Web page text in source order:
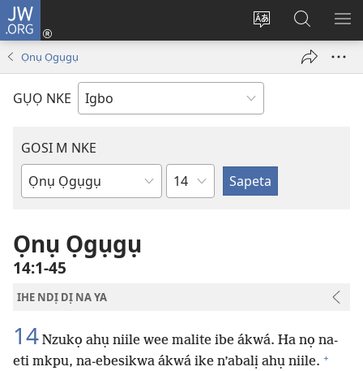
JW.ORG
Gbanwee
Banye
(ga-
ebe
anọ
gụọ
Chọọ
Ihe
na
Ọnụ Ọgụgụ
GỤỌ NKE
GOSI M NKE
Akwụkwọ
Isiokwu
Ọnụ Ọgụgụ
14:1-45
IHE NDỊ DỊ NA YA
14 Nzukọ ahụ niile wee malite ibe ákwá. Ha nọ na-
eti mkpu, na-ebesikwa ákwá ike n’abalị ahụ niile. +